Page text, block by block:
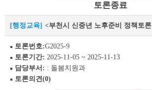
토론종료
[행정교육] <부천시 신중년 노후준비 정책토
토론번호:G2025-9
토론기간: 2025-11-05 ~ 2025-11-13
담당부서: : 돌봄지원과
토론의견(0)